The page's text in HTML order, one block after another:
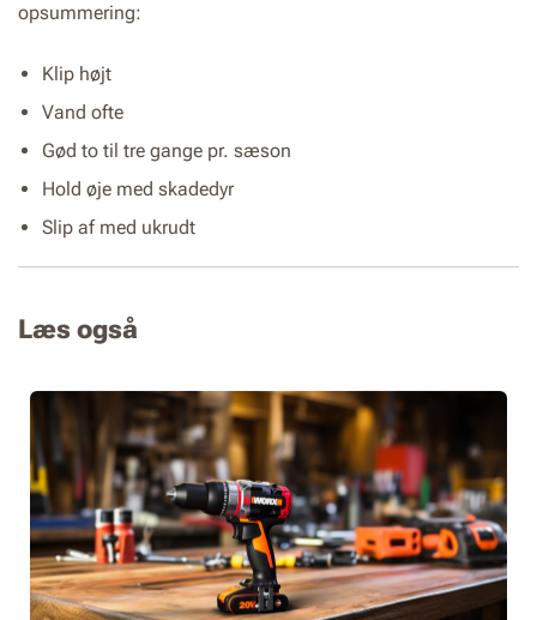
opsummering:
Klip højt
Vand ofte
Gød to til tre gange pr. sæson
Hold øje med skadedyr
Slip af med ukrudt
Læs også